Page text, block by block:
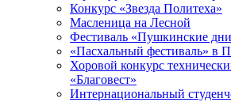
Конкурс «Звезда Политеха»
Масленица на Лесной
Фестиваль «Пушкинские
«Пасхальный фестиваль» в
Хоровой конкурс
«Благовест»
Интернациональный